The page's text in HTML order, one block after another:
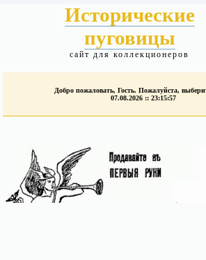
Исторические
пуговицы
сайт для коллекционеров
Добро пожаловать, Гость. Пожалуйста,
07.08.2026 :: 23:15:57